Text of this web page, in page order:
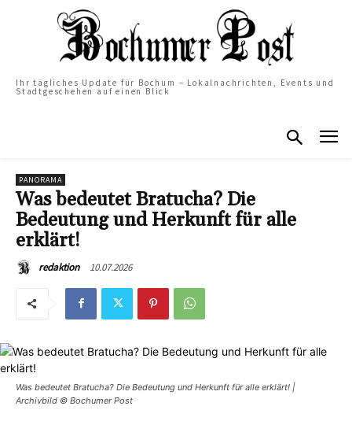
Ihr tägliches Update für Bochum – Lokalnachrichten, Events und
Stadtgeschehen auf einen Blick
PANORAMA
Was bedeutet Bratucha? Die
Bedeutung und Herkunft für alle
erklärt!
redaktion 10.07.2026
Was bedeutet Bratucha? Die Bedeutung und Herkunft für alle erklärt! |
Archivbild © Bochumer Post